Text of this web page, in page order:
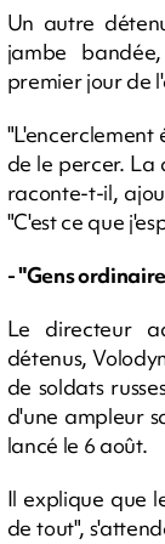
Un autre
jambe
premier jour de
de le percer. La
raconte-t-il,
"C'est ce que
- "Gens
Le directeur
détenus,
de soldats
d'une ampleur
lancé le 6 août.
Il explique que
de tout",